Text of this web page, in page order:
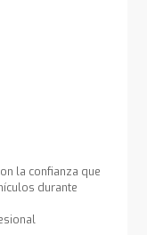
la confianza que
durante